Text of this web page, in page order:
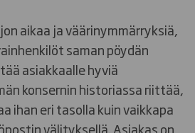
aikaa ja väärinymmärryksiä,
saman pöydän
asiakkaalle hyviä
konsernin historiassa riittää,
ihan eri tasolla kuin vaikkapa
välityksellä. Asiakas on